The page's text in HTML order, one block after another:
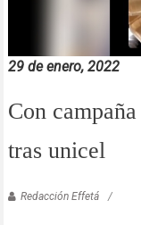
29 de enero, 2022
Con
tras unicel
Redacción Effetá